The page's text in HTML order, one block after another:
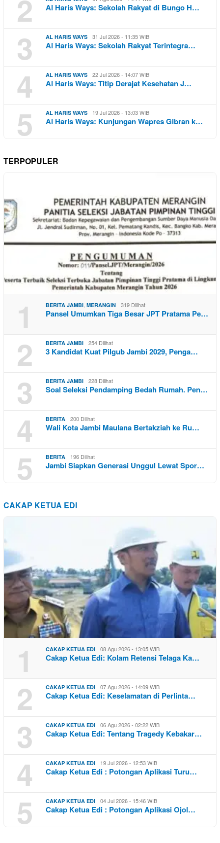
2 Al Haris Ways: Sekolah Rakyat di Bungo H…
3 AL HARIS WAYS 31 Jul 2026 - 11:35 WIB
Al Haris Ways: Sekolah Rakyat Terintegra…
4 AL HARIS WAYS 22 Jul 2026 - 14:07 WIB
Al Haris Ways: Titip Derajat Kesehatan J…
5 AL HARIS WAYS 19 Jul 2026 - 13:03 WIB
Al Haris Ways: Kunjungan Wapres Gibran k…
TERPOPULER
1 BERITA JAMBI, MERANGIN 319 Dilihat
Pansel Umumkan Tiga Besar JPT Pratama Pe…
2 BERITA JAMBI 254 Dilihat
3 Kandidat Kuat Pilgub Jambi 2029, Penga…
3 BERITA JAMBI 228 Dilihat
Soal Seleksi Pendamping Bedah Rumah. Pen…
4 BERITA 200 Dilihat
Wali Kota Jambi Maulana Bertakziah ke Ru…
5 BERITA 196 Dilihat
Jambi Siapkan Generasi Unggul Lewat Spor…
CAKAP KETUA EDI
1 CAKAP KETUA EDI 08 Agu 2026 - 13:05 WIB
Cakap Ketua Edi: Kolam Retensi Telaga Ka…
2 CAKAP KETUA EDI 07 Agu 2026 - 14:09 WIB
Cakap Ketua Edi: Keselamatan di Perlinta…
3 CAKAP KETUA EDI 06 Agu 2026 - 02:22 WIB
Cakap Ketua Edi: Tentang Tragedy Kebakar…
4 CAKAP KETUA EDI 19 Jul 2026 - 12:53 WIB
Cakap Ketua Edi : Potongan Aplikasi Turu…
5 CAKAP KETUA EDI 04 Jul 2026 - 15:46 WIB
Cakap Ketua Edi : Potongan Aplikasi Ojol…